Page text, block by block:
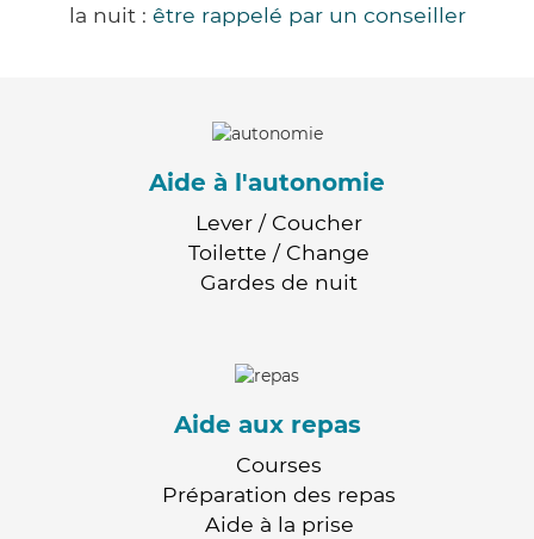
la nuit : être rappelé par un conseiller
Aide à l'autonomie
Lever / Coucher
Toilette / Change
Gardes de nuit
Aide aux repas
Courses
Préparation des repas
Aide à la prise